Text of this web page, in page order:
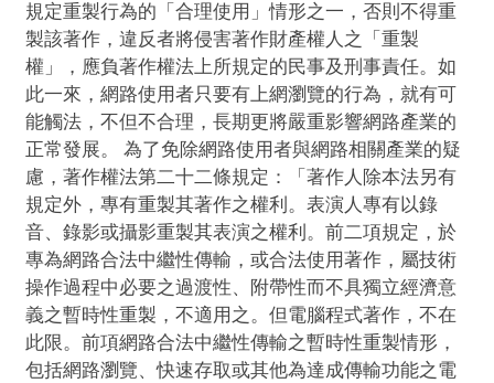
規定重製行為的「合理使用」情形之一，否則不得重
製該著作，違反者將侵害著作財產權人之「重製
權」，應負著作權法上所規定的民事及刑事責任。如
此一來，網路使用者只要有上網瀏覽的行為，就有可
能觸法，不但不合理，長期更將嚴重影響網路產業的
正常發展。 為了免除網路使用者與網路相關產業的疑
慮，著作權法第二十二條規定：「著作人除本法另有
規定外，專有重製其著作之權利。表演人專有以錄
音、錄影或攝影重製其表演之權利。前二項規定，於
專為網路合法中繼性傳輸，或合法使用著作，屬技術
操作過程中必要之過渡性、附帶性而不具獨立經濟意
義之暫時性重製，不適用之。但電腦程式著作，不在
此限。前項網路合法中繼性傳輸之暫時性重製情形，
包括網路瀏覽、快速存取或其他為達成傳輸功能之電